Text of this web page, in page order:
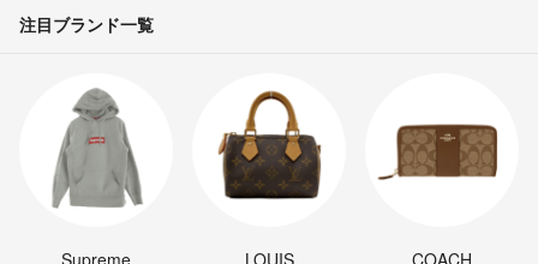
前回と全く同じ用紙とデータでも印刷する時期の環境により若干色味が
異なることがございます。すべての条件を完全に合わせることはできな
【営業時間】9:00 〜 18:00
（時間外でもなるべくご返事するようにしておりますが、状況により翌
営業日のご連絡となりますことご了承ください。）
【定休日】土曜日/日曜日/祝日・GW・お盆・年末年始
注目ブランド一覧